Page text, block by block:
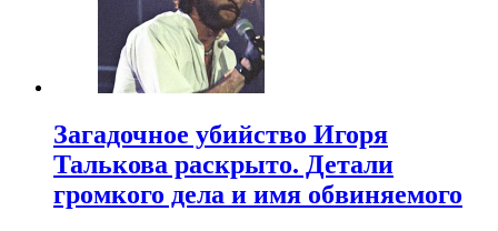
Загадочное убийство Игоря
Талькова раскрыто. Детали
громкого дела и имя обвиняемого